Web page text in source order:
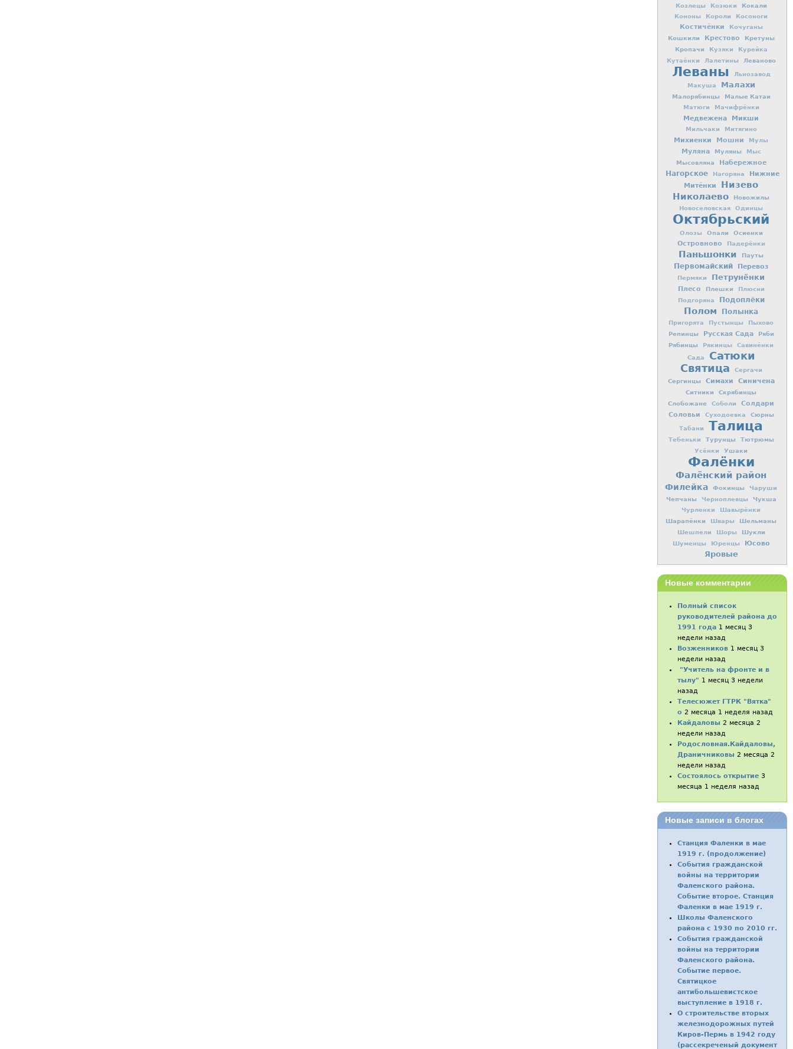
Козлецы
Козюки Кокали
Кононы Короли Косоноги
Костичёнки Кочуганы
Кошкили Крестово
Кретуны
Кропачи
Кузяки
Курейка
Кутаёнки
Лалетины Леваново
Леваны
Льнозавод
Макуша
Малахи
Малорябинцы Малые Катаи
Матюги Мачифрёнки
Медвежена Микши
Мильчаки Митягино
Михиенки Мошни Мулы
Муляна Муляны Мыс
Мысовляна Набережное
Нагорское Нагоряна
Нижние
Митёнки
Низево
Николаево
Новожилы
Новоселовская Одинцы
Октябрьский
Олозы Опали Осиенки
Островново Падерёнки
Паньшонки Пауты
Первомайский Перевоз
Пермяки Петрунёнки
Плесо Плешки
Плюсни
Подгоряна
Подоплёки
Полом Полынка
Пригорята Пустынцы Пыхово
Репинцы Русская Сада
Ряби
Рябинцы
Рякинцы
Савинёнки
Сада
Сатюки
Святица
Сергачи
Сергинцы Симахи Синичена
Ситники
Скрябинцы
Слобожане
Соболи
Солдари
Соловьи
Суходоевка Сюрны
Табани Талица
Тебеньки Турунцы Тютрюмы
Усёнки Ушаки
Фалёнки
Фалёнский район
Филейка Фокинцы Чаруши
Чепчаны Черноплевцы Чукша
Чурленки Шавырёнки
Шарапёнки Швары Шельманы
Шешпели Шоры Шукли
Шуменцы Юренцы Юсово
Яровые
Новые комментарии
Полный список
руководителей района до
1991 года 1 месяц 3
недели назад
Возженников 1 месяц 3
недели назад
"Учитель на фронте и в
тылу" 1 месяц 3 недели
назад
Телесюжет ГТРК "Вятка"
о 2 месяца 1 неделя назад
Кайдаловы 2 месяца 2
недели назад
Родословная.Кайдаловы,
Драничниковы 2 месяца 2
недели назад
Состоялось открытие 3
месяца 1 неделя назад
Новые записи в блогах
Станция Фаленки в мае
1919 г. (продолжение)
События гражданской
войны на территории
Фаленского района.
Событие второе. Станция
Фаленки в мае 1919 г.
Школы Фаленского
района с 1930 по 2010 гг.
События гражданской
войны на территории
Фаленского района.
Событие первое.
Святицкое
антибольшевистское
выступление в 1918 г.
О строительстве вторых
железнодорожных путей
Киров-Пермь в 1942 году
(рассекреченый документ